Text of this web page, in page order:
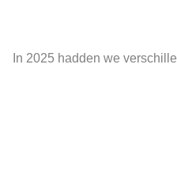
In 2025 hadden we